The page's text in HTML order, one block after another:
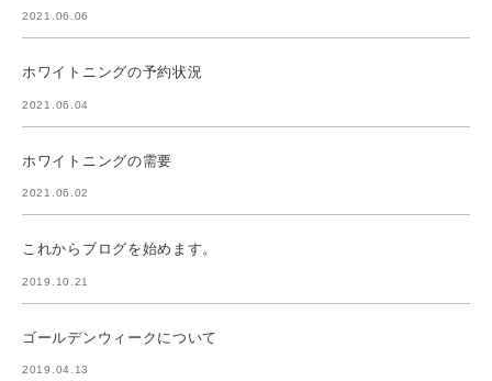
2021.06.06
ホワイトニングの予約状況
2021.06.04
ホワイトニングの需要
2021.06.02
これからブログを始めます。
2019.10.21
ゴールデンウィークについて
2019.04.13